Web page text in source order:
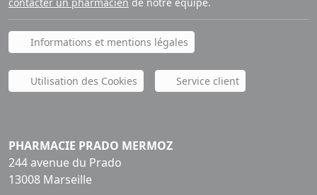
Informations et mentions légales
Utilisation des Cookies Service client
PHARMACIE PRADO MERMOZ
244 avenue du Prado
13008 Marseille